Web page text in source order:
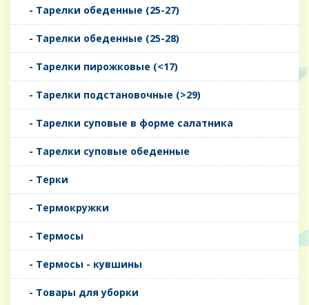
- Тарелки обеденные (25-27)
- Тарелки обеденные (25-28)
- Тарелки пирожковые (<17)
- Тарелки подстановочные (>29)
- Тарелки суповые в форме салатника
- Тарелки суповые обеденные
- Терки
- Термокружки
- Термосы
- Термосы - кувшины
- Товары для уборки